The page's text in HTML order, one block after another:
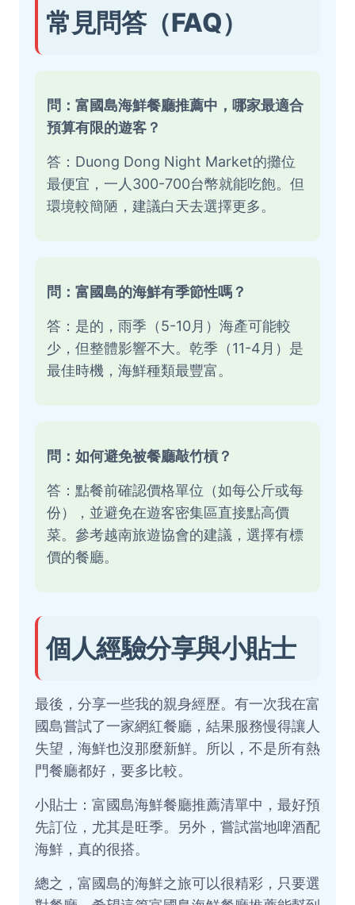
常見問答（FAQ）
問：富國島海鮮餐廳推薦中，哪家最適合
預算有限的遊客？
答：Duong Dong Night Market的攤位
最便宜，一人300-700台幣就能吃飽。但
環境較簡陋，建議白天去選擇更多。
問：富國島的海鮮有季節性嗎？
答：是的，雨季（5-10月）海產可能較
少，但整體影響不大。乾季（11-4月）是
最佳時機，海鮮種類最豐富。
問：如何避免被餐廳敲竹槓？
答：點餐前確認價格單位（如每公斤或每
份），並避免在遊客密集區直接點高價
菜。參考越南旅遊協會的建議，選擇有標
價的餐廳。
個人經驗分享與小貼士
最後，分享一些我的親身經歷。有一次我在富
國島嘗試了一家網紅餐廳，結果服務慢得讓人
失望，海鮮也沒那麼新鮮。所以，不是所有熱
門餐廳都好，要多比較。
小貼士：富國島海鮮餐廳推薦清單中，最好預
先訂位，尤其是旺季。另外，嘗試當地啤酒配
海鮮，真的很搭。
總之，富國島的海鮮之旅可以很精彩，只要選